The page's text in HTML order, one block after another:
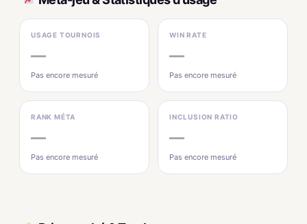
USAGE TOURNOIS
—
Pas encore mesuré
WIN RATE
—
Pas encore mesuré
RANK MÉTA
—
Pas encore mesuré
INCLUSION RATIO
—
Pas encore mesuré